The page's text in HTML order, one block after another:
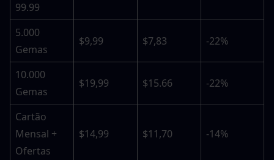
99.99
5.000
Gemas
$9,99 $7,83 -22%
10.000
Gemas
$19,99 $15.66 -22%
Cartão
Mensal +
Ofertas
$14,99 $11,70 -14%